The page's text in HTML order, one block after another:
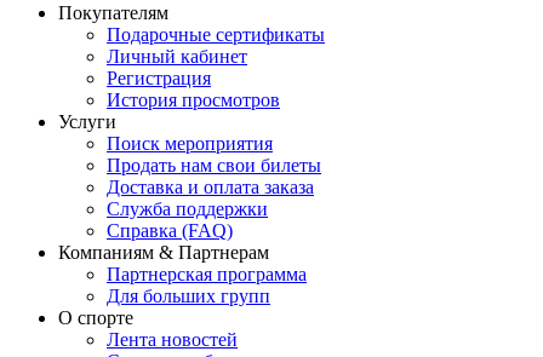
Покупателям
Подарочные сертификаты
Личный кабинет
Регистрация
История просмотров
Услуги
Поиск мероприятия
Продать нам свои билеты
Доставка и оплата заказа
Служба поддержки
Справка (FAQ)
Компаниям & Партнерам
Партнерская программа
Для больших групп
О спорте
Лента новостей